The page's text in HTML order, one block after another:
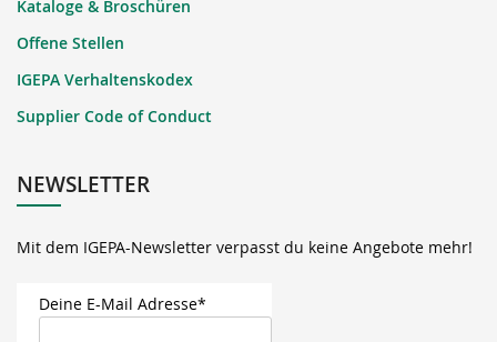
Kataloge & Broschüren
Offene Stellen
IGEPA Verhaltenskodex
Supplier Code of Conduct
NEWSLETTER
Mit dem IGEPA-Newsletter verpasst du keine Angebote mehr!
Deine E-Mail Adresse*